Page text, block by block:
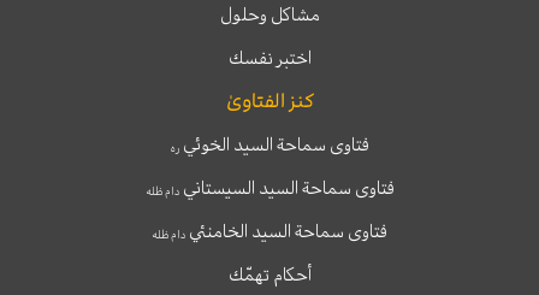
مشاكل وحلول
اختبر نفسك
كنز الفتاوىٰ
فتاوى سماحة السيد الخوئيره
فتاوى سماحة السيد السيستانيدام ظله
فتاوى سماحة السيد الخامنئي دام ظله
أحكام تهمّك